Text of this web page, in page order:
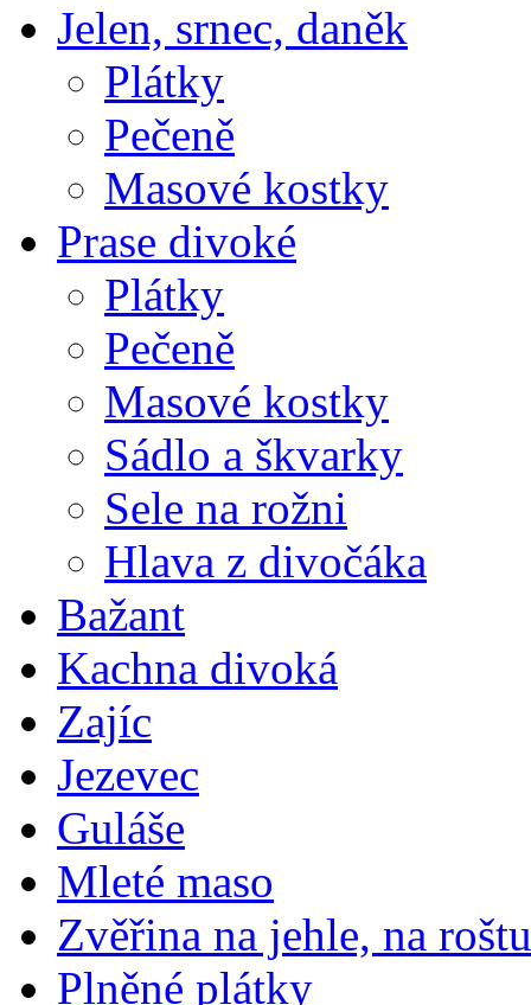
Jelen, srnec, daněk
Plátky
Pečeně
Masové kostky
Prase divoké
Plátky
Pečeně
Masové kostky
Sádlo a škvarky
Sele na rožni
Hlava z divočáka
Bažant
Kachna divoká
Zajíc
Jezevec
Guláše
Mleté maso
Zvěřina na jehle, na roštu
Plněné plátky